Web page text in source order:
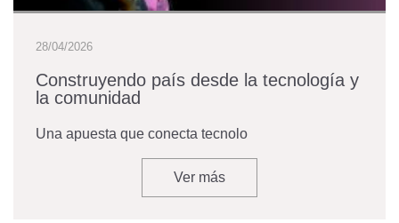
28/04/2026
Construyendo país desde la tecnología y
la comunidad
Una apuesta que conecta tecnolo
Ver más